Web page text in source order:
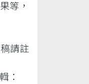
等，
請註
：